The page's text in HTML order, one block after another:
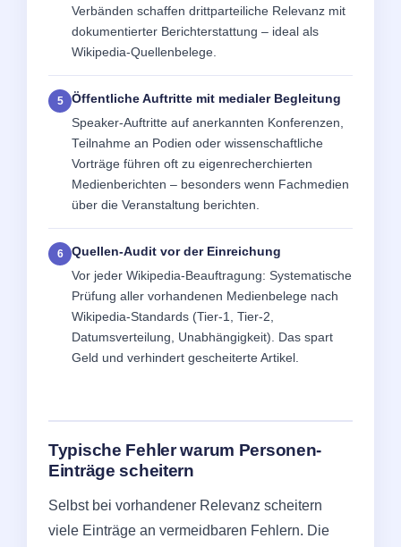
Verbänden schaffen drittparteiliche Relevanz mit
dokumentierter Berichterstattung – ideal als
Wikipedia-Quellenbelege.
Öffentliche Auftritte mit medialer Begleitung
Speaker-Auftritte auf anerkannten Konferenzen,
Teilnahme an Podien oder wissenschaftliche
Vorträge führen oft zu eigenrecherchierten
Medienberichten – besonders wenn Fachmedien
über die Veranstaltung berichten.
Quellen-Audit vor der Einreichung
Vor jeder Wikipedia-Beauftragung: Systematische
Prüfung aller vorhandenen Medienbelege nach
Wikipedia-Standards (Tier-1, Tier-2,
Datumsverteilung, Unabhängigkeit). Das spart
Geld und verhindert gescheiterte Artikel.
Typische Fehler warum Personen-
Einträge scheitern
Selbst bei vorhandener Relevanz scheitern
viele Einträge an vermeidbaren Fehlern. Die